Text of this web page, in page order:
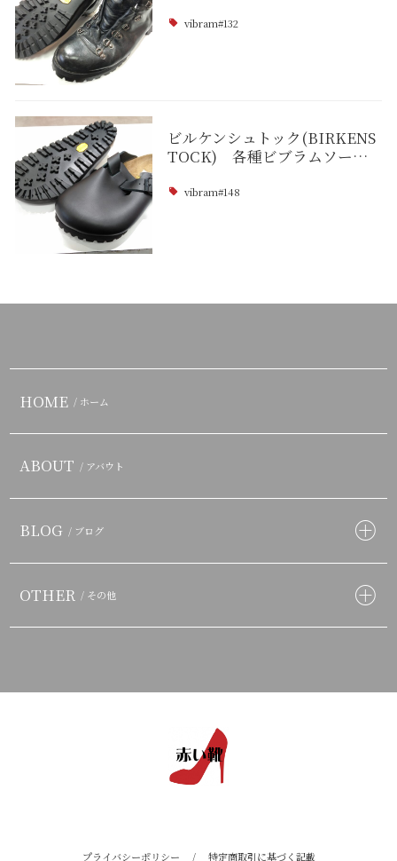
vibram#132
ビルケンシュトック(BIRKENS
TOCK) 各種ビブラムソー…
vibram#148
HOME / ホーム
ABOUT / アバウト
BLOG / ブログ
OTHER / その他
プライバシーポリシー / 特定商取引に基づく記載